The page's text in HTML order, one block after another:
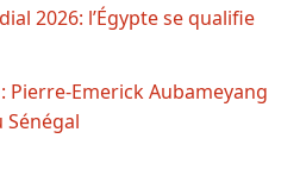
2026: l’Égypte se qualifie
Pierre-Emerick Aubameyang
Sénégal